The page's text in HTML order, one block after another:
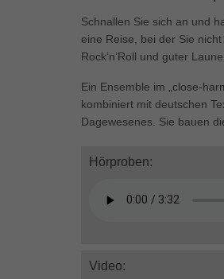
Schnallen Sie sich an und
eine Reise, bei der Sie
Rock’n’Roll und guter
Ein Ensemble im „close-
kombiniert mit deutschen
Dagewesenes. Sie bauen
Hörproben:
Video: